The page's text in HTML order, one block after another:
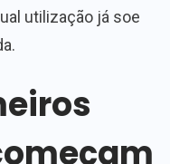
utilização já soe